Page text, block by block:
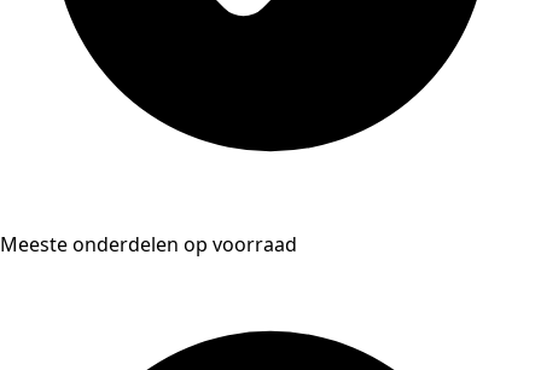
Meeste onderdelen op voorraad